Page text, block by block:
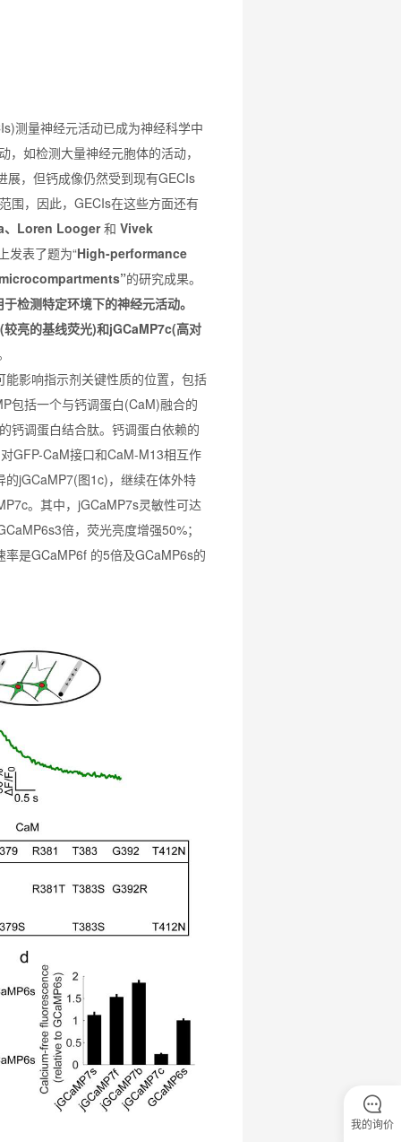
量神经元活动已成为神经科学中
如检测大量神经元胞体的活动，
展，但钙成像仍然受到现有GECIs
围，因此，GECIs在这些方面还有
、Loren Looger和 Vivek
发表了题为“High-performance
的研究成果。
检测特定环境下的神经元活动。
亮的基线荧光)和jGCaMP7c(高对
影响指示剂关键性质的位置，包括
包括一个与钙调蛋白(CaM)融合的
钙调蛋白结合肽。钙调蛋白依赖的
GFP-CaM接口和CaM-M13相互作
jGCaMP7(图1c)，继续在体外特
。其中，jGCaMP7s灵敏性可达
倍，荧光亮度增强50%；
是GCaMP6f 的5倍及GCaMP6s的
我的询价